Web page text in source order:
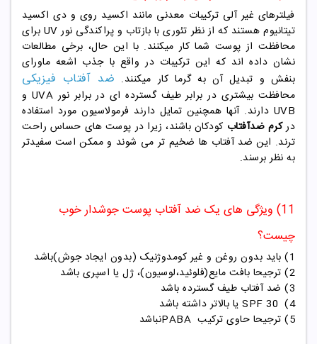
فیلترهای غیر آلی ترکیبات معدنی مانند اکسید روی و دی اکسید
تیتانیوم هستند که از نظر تئوری با بازتاب و پراکندگی نور UV برای
محافظت از پوست شما کار میکنند. با این حال، برخی مطالعات
نشان داده اند که این ترکیبات در واقع با جذب اشعه ماورای
بنفش و تبدیل آن به گرما کار میکنند. ضد آفتاب فیزیکی
محافظت بیشتری در برابر طیف گسترده ای در برابر نور UVA و
UVB دارند. آنها همچنین تمایل دارند فرمولاسیون مورد استفاده
درکرم ضدآفتاب کودکان باشند، زیرا در پوست های حساس راحت
ترند. این ضد آفتاب ها ضخیم تر می شوند و ممکن است سفیدتر
به نظر برسند.
11) ویژگی های یک ضد آفتاب پوست جوشدار خوب
چیست؟
1) باید بدون روغن و غیر کومدوژنیک (بدون ایجاد جوش)باشد
2) ترجیحا بافت مایع(فلوئید،لوسیون)، ژل یا اسپری باشد
3) ضد آفتاب طیف گسترده باشد
4)
30
SPF یا بالاتر داشته باشد
5) ترجیحا حاوی ترکیب
PABAنباشد